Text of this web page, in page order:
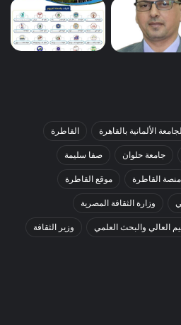
الألمانية بالقاهرة القاطرة
جامعة حلوان صفا سليمة
منصة القاطرة موقع القاطرة
وزارة الثقافة المصرية
العالي والبحث العلمي وزير الثقافة